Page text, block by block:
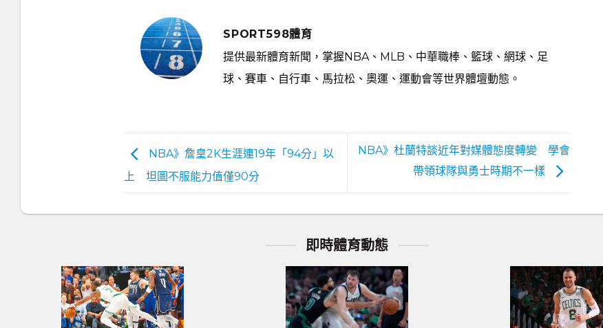
SPORT598體育
提供最新體育新聞，掌握NBA、MLB、中華職棒、籃球、網球、足
球、賽車、自行車、馬拉松、奧運、運動會等世界體壇動態。
NBA》詹皇2K生涯連19年「94分」以
上 坦圖不服能力值僅90分
NBA》杜蘭特談近年對媒體態度轉變 學會
帶領球隊與勇士時期不一樣
即時體育動態